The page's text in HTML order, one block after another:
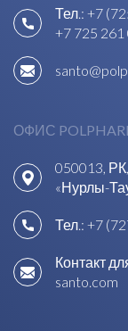
Тел.: +7
+7 725 261
ОФИС
050013,
«Нурлы-
Тел.: +7
Контакт
santo.com